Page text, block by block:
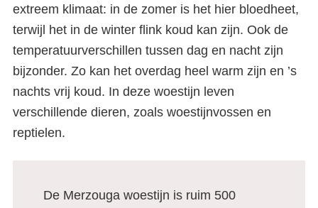
extreem klimaat: in de zomer is het hier bloedheet,
terwijl het in de winter flink koud kan zijn. Ook de
temperatuurverschillen tussen dag en nacht zijn
bijzonder. Zo kan het overdag heel warm zijn en ’s
nachts vrij koud. In deze woestijn leven
verschillende dieren, zoals woestijnvossen en
reptielen.
De Merzouga woestijn is ruim 500